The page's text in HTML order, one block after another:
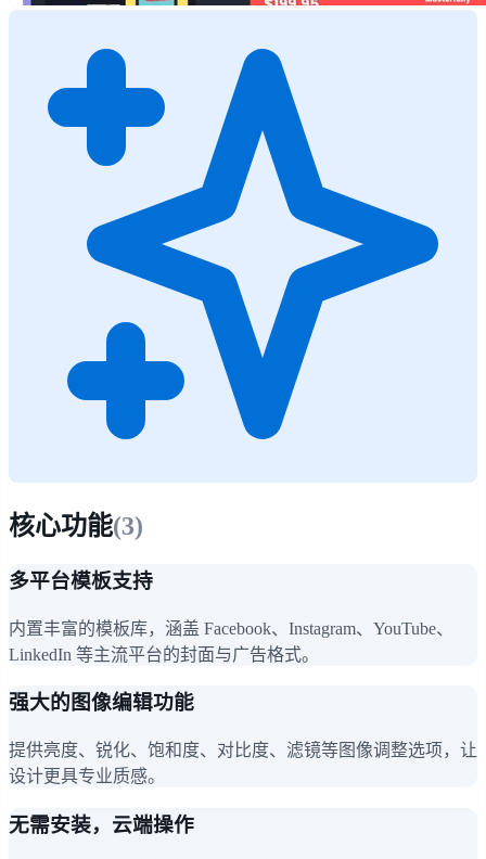
核心功能(3)
多平台模板支持
内置丰富的模板库，涵盖 Facebook、Instagram、YouTube、
LinkedIn 等主流平台的封面与广告格式。
强大的图像编辑功能
提供亮度、锐化、饱和度、对比度、滤镜等图像调整选项，让
设计更具专业质感。
无需安装，云端操作